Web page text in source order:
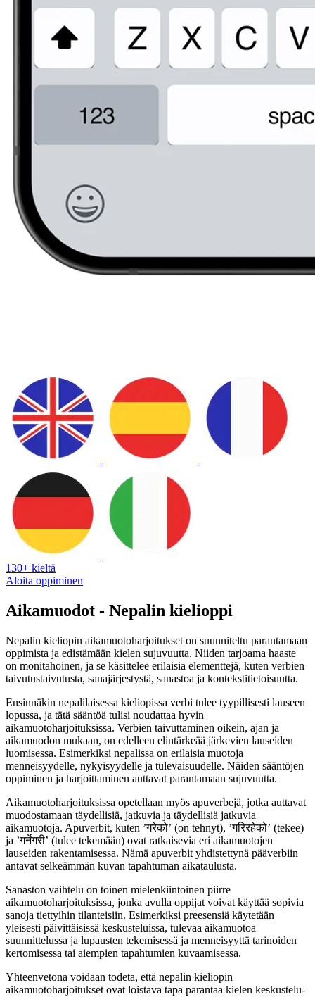
130+ kieltä
Aloita oppiminen
Aikamuodot - Nepalin kielioppi
Nepalin kieliopin aikamuotoharjoitukset on suunniteltu parantamaan
oppimista ja edistämään kielen sujuvuutta. Niiden tarjoama haaste
on monitahoinen, ja se käsittelee erilaisia elementtejä, kuten verbien
taivutustaivutusta, sanajärjestystä, sanastoa ja kontekstitietoisuutta.
Ensinnäkin nepalilaisessa kieliopissa verbi tulee tyypillisesti lauseen
lopussa, ja tätä sääntöä tulisi noudattaa hyvin
aikamuotoharjoituksissa. Verbien taivuttaminen oikein, ajan ja
aikamuodon mukaan, on edelleen elintärkeää järkevien lauseiden
luomisessa. Esimerkiksi nepalissa on erilaisia muotoja
menneisyydelle, nykyisyydelle ja tulevaisuudelle. Näiden sääntöjen
oppiminen ja harjoittaminen auttavat parantamaan sujuvuutta.
Aikamuotoharjoituksissa opetellaan myös apuverbejä, jotka auttavat
muodostamaan täydellisiä, jatkuvia ja täydellisiä jatkuvia
aikamuotoja. Apuverbit, kuten ’गरेको’ (on tehnyt), ’गरिरहेको’ (tekee)
ja ’गर्नेगरी’ (tulee tekemään) ovat ratkaisevia eri aikamuotojen
lauseiden rakentamisessa. Nämä apuverbit yhdistettynä pääverbiin
antavat selkeämmän kuvan tapahtuman aikataulusta.
Sanaston vaihtelu on toinen mielenkiintoinen piirre
aikamuotoharjoituksissa, jonka avulla oppijat voivat käyttää sopivia
sanoja tiettyihin tilanteisiin. Esimerkiksi preesensiä käytetään
yleisesti päivittäisissä keskusteluissa, tulevaa aikamuotoa
suunnittelussa ja lupausten tekemisessä ja menneisyyttä tarinoiden
kertomisessa tai aiempien tapahtumien kuvaamisessa.
Yhteenvetona voidaan todeta, että nepalin kieliopin
aikamuotoharjoitukset ovat loistava tapa parantaa kielen keskustelu-